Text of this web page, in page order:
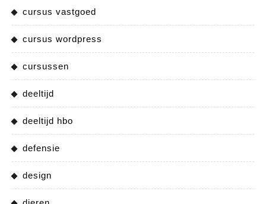
cursus vastgoed
cursus wordpress
cursussen
deeltijd
deeltijd hbo
defensie
design